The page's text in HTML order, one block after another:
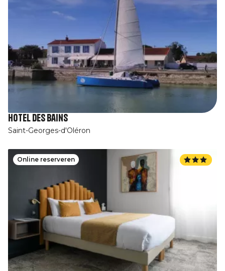
Hotel des Bains
Saint-Georges-d'Oléron
Online reserveren